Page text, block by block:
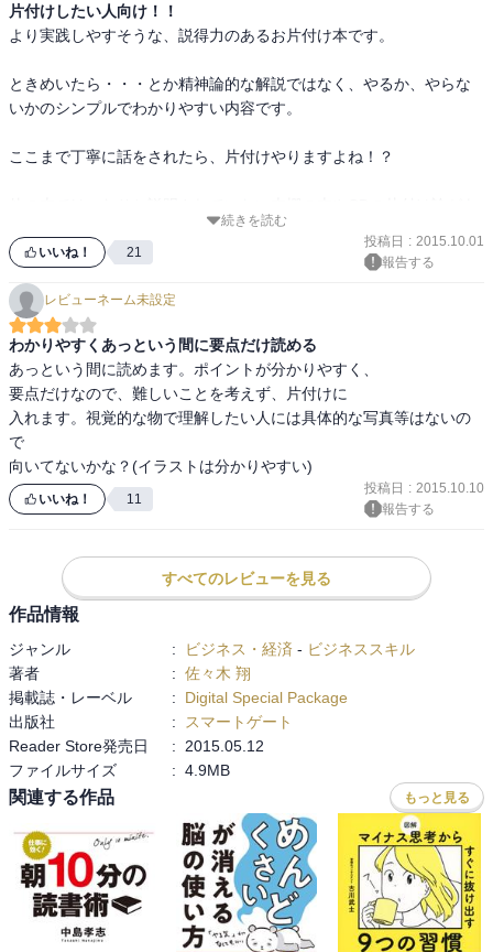
片付けしたい人向け！！
より実践しやすそうな、説得力のあるお片付け本です。
ときめいたら・・・とか精神論的な解説ではなく、やるか、やらな
いかのシンプルでわかりやすい内容です。
ここまで丁寧に話をされたら、片付けやりますよね！？
り、やっと前に進めそうです。
かわいいイラストもあるので、汚部屋からの脱出に一歩前進できま
す。
続きを読む
いいね！ 21
投稿日 : 2015.10.01
報告する
レビューネーム未設定
わかりやすくあっという間に要点だけ読める
あっという間に読めます。ポイントが分かりやすく、
要点だけなので、難しいことを考えず、片付けに
入れます。視覚的な物で理解したい人には具体的な写真等はないの
で
向いてないかな？(イラストは分かりやすい)
いいね！ 11
投稿日 : 2015.10.10
報告する
すべてのレビューを見る
作品情報
ジャンル : ビジネス・経済 - ビジネススキル
著者
: 佐々木 翔
掲載誌・レーベル
:
Digital Special Package
出版社
:
スマートゲート
Reader Store発売日
:
2015.05.12
ファイルサイズ
: 4.9MB
関連する作品 もっと見る